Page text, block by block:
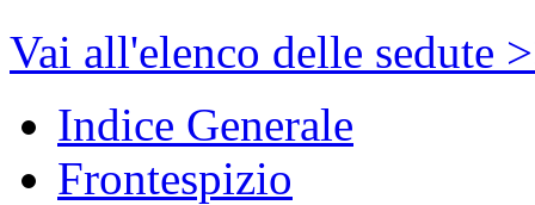
Vai all'elenco delle sedute
Indice Generale
Frontespizio